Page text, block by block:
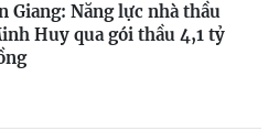
Giang: Năng lực nhà thầu
Huy qua gói thầu 4,1 tỷ